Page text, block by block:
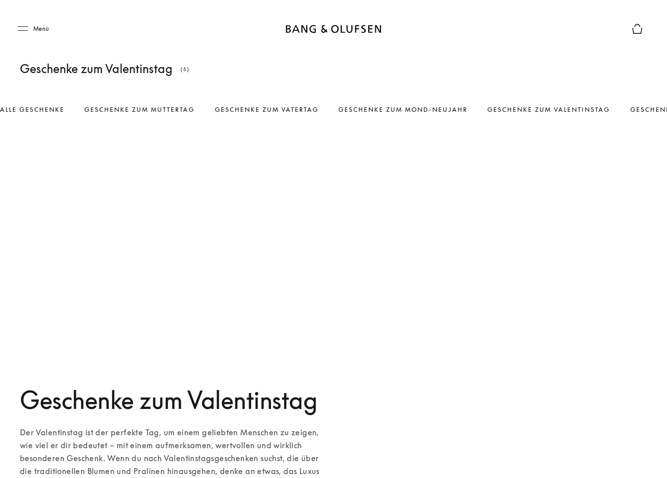
Menü
Geschenke zum Valentinstag (5)
ALLE GESCHENKE GESCHENKE ZUM MUTTERTAG GESCHENKE ZUM VATERTAG GESCHENKE ZUM MOND-NEUJAHR GESCHENKE ZUM VALENTINSTAG
Geschenke zum Valentinstag
Der Valentinstag ist der perfekte Tag, um einem geliebten Menschen zu zeigen,
wie viel er dir bedeutet – mit einem aufmerksamen, wertvollen und wirklich
besonderen Geschenk. Wenn du nach Valentinstagsgeschenken suchst, die über
die traditionellen Blumen und Pralinen hinausgehen, denke an etwas, das Luxus